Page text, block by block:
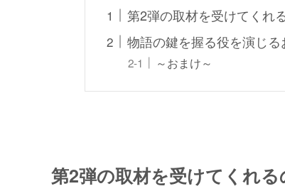
第2弾の取材を受けてく
物語の鍵を握る役を演じる
～おまけ～
第2弾の取材を受けてくれ